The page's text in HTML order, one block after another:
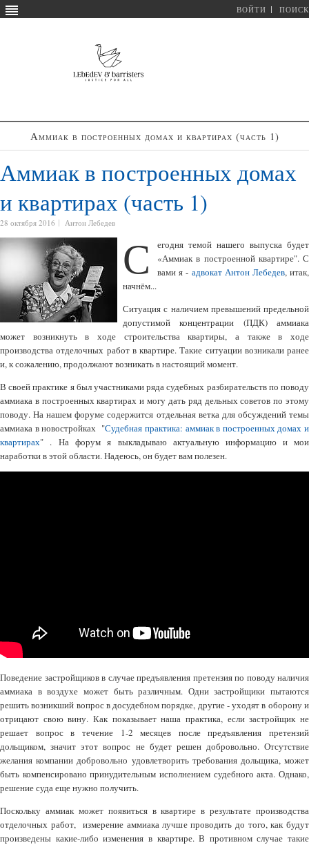
ВОЙТИ ПОИСК
Аммиак в построенных домах и квартирах (часть 1)
Аммиак в построенных домах
и квартирах (часть 1)
28 октября 2016 Антон Лебедев
С
егодня темой нашего выпуска будет
«Аммиак в построенной квартире". С
вами я - адвокат Антон Лебедев, итак,
начнём...
Ситуация с наличием превышений предельной
допустимой концентрации (ПДК) аммиака
может возникнуть в ходе строительства квартиры, а также в ходе
производства отделочных работ в квартире. Такие ситуации возникали ранее
и, к сожалению, продолжают возникать в настоящий момент.
В своей практике я был участниками ряда судебных разбирательств по поводу
аммиака в построенных квартирах и могу дать ряд дельных советов по этому
поводу. На нашем форуме содержится отдельная ветка для обсуждений темы
аммиака в новостройках "Судебная практика: аммиак в построенных домах и
квартирах" . На форум я выкладываю актуальную информацию и мои
наработки в этой области. Надеюсь, он будет вам полезен.
Поведение застройщиков в случае предъявления претензия по поводу наличия
аммиака в воздухе может быть различным. Одни застройщики пытаются
решить возникший вопрос в досудебном порядке, другие - уходят в оборону и
отрицают свою вину. Как показывает наша практика, если застройщик не
решает вопрос в течение 1-2 месяцев после предъявления претензий
дольщиком, значит этот вопрос не будет решен добровольно. Отсутствие
желания компании добровольно удовлетворить требования дольщика, может
быть компенсировано принудительным исполнением судебного акта. Однако,
решение суда еще нужно получить.
Поскольку аммиак может появиться в квартире в результате производства
отделочных работ, измерение аммиака лучше проводить до того, как будут
произведены какие-либо изменения в квартире. В противном случае такие